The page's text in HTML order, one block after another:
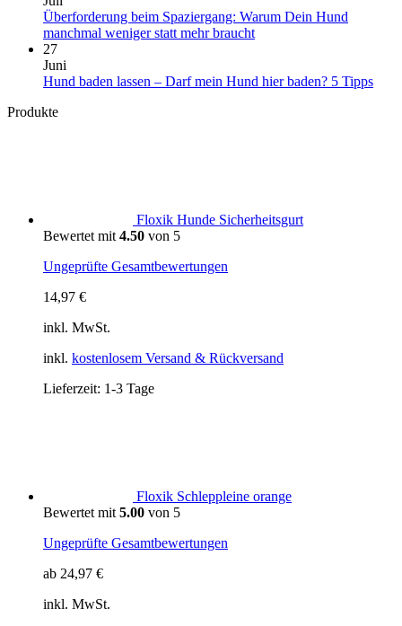
Abenteuer
auf
das
sagt
Deinen
Urlaub
mit
Portugal:
Überforderung beim Spaziergang: Warum Dein Hund
manchmal weniger statt mehr brauchtKeine
Überforderung
mehr
27
Juni
Hund baden lassen – Darf mein Hund hier baden? 5 Tipps
Produkte
Floxik Hunde Sicherheitsgurt
Bewertet mit 4.50 von 5
Ungeprüfte Gesamtbewertungen
14,97 €
inkl. MwSt.
inkl. kostenlosem Versand & Rückversand
Lieferzeit: 1-3 Tage
Floxik Schleppleine orange
Bewertet mit 5.00 von 5
Ungeprüfte Gesamtbewertungen
ab 24,97 €
inkl. MwSt.